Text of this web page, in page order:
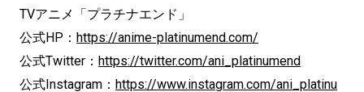
TVアニメ「プラチナエンド」
公式HP： https://anime-platinumend.com/
公式Twitter： https://twitter.com/ani_platinumend
公式Instagram： https://www.instagram.com/ani_platinu